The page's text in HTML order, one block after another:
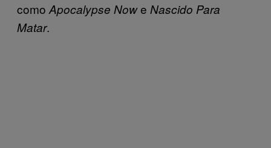
como Apocalypse Nowe Nascido Para
Matar.